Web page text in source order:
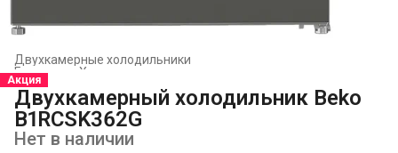
Двухкамерные холодильники
Холодильники и морозильники
Главная
Акция
Двухкамерный холодильник Beko
B1RCSK362G
Нет в наличии